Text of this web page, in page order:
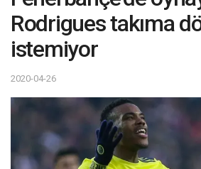
Rodrigues takıma
istemiyor
2020-04-26